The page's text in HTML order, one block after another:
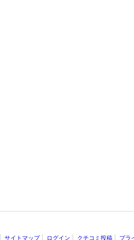
サイトマップ ログイン クチコミ投稿 プラ